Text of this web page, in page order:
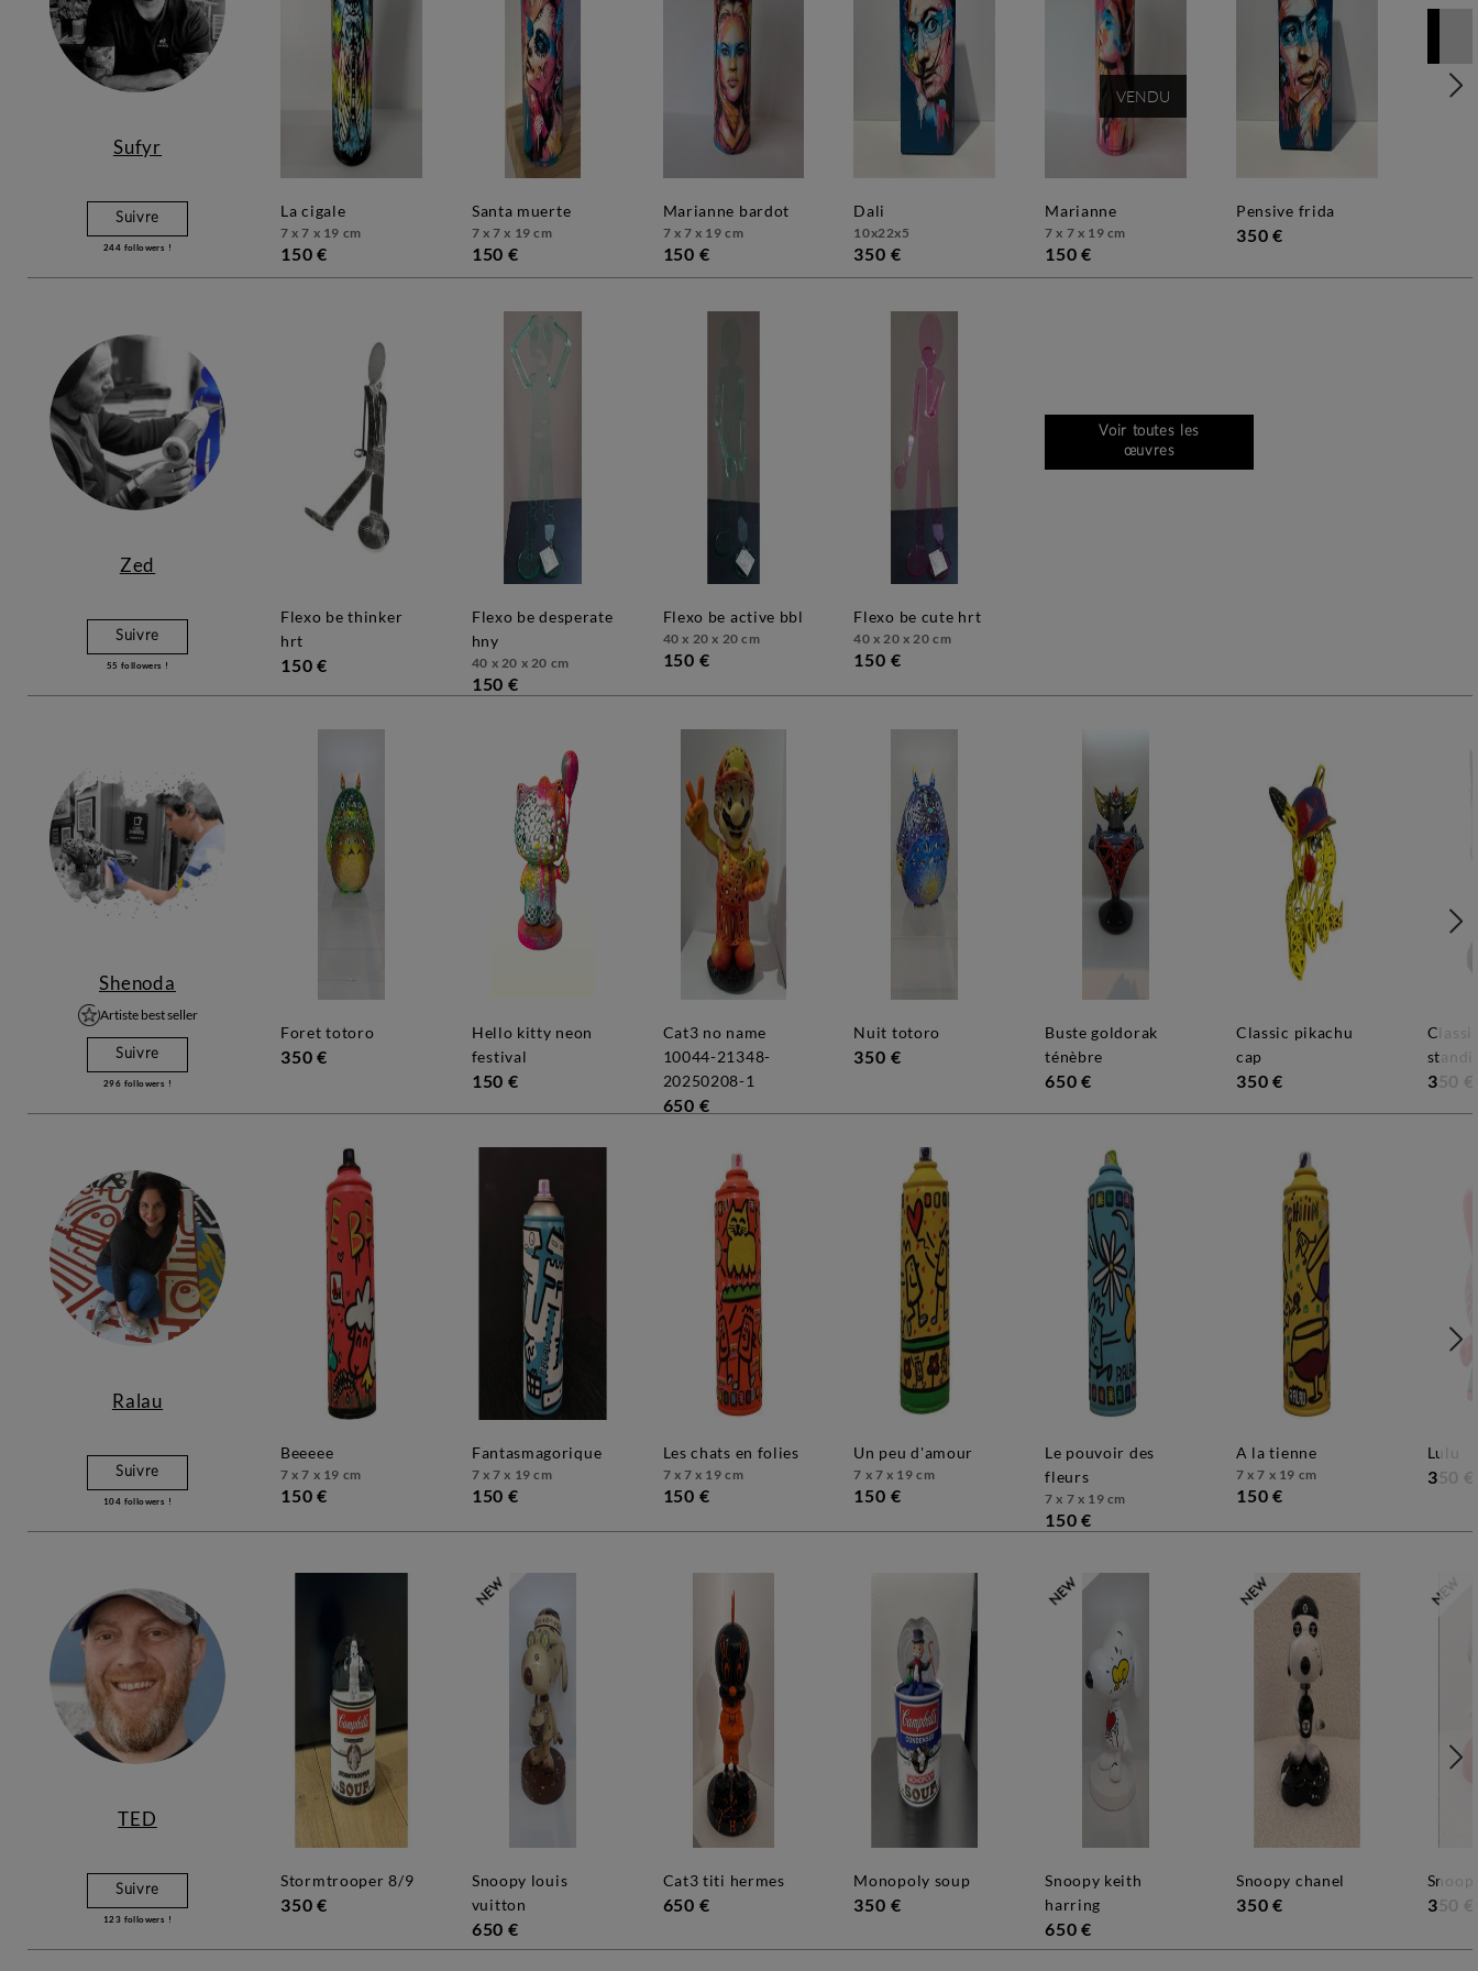
Sufyr
Suivre
244 followers !
la cigale
7 x 7 x 19 cm
150 €
santa muerte
7 x 7 x 19 cm
150 €
marianne bardot
7 x 7 x 19 cm
150 €
dali
10x22x5
350 €
VENDU
marianne
7 x 7 x 19 cm
150 €
pensive frida
350 €
Zed
Suivre
55 followers !
flexo be thinker
hrt
150 €
flexo be desperate
hny
40 x 20 x 20 cm
150 €
flexo be active bbl
40 x 20 x 20 cm
150 €
flexo be cute hrt
40 x 20 x 20 cm
150 €
Voir toutes les
œuvres
Shenoda
Artiste best seller
Suivre
296 followers !
foret totoro
350 €
hello kitty neon
festival
150 €
cat3 no name
10044-21348-
20250208-1
650 €
nuit totoro
350 €
buste goldorak
ténèbre
650 €
classic pikachu
cap
350 €
classic kid goku
350 €
Ralau
Suivre
104 followers !
beeeee
7 x 7 x 19 cm
150 €
fantasmagorique
7 x 7 x 19 cm
150 €
les chats en folies
7 x 7 x 19 cm
150 €
un peu d'amour
7 x 7 x 19 cm
150 €
le pouvoir des
fleurs
7 x 7 x 19 cm
150 €
a la tienne
7 x 7 x 19 cm
150 €
lulu
350 €
TED
Suivre
123 followers !
stormtrooper 8/9
350 €
snoopy louis
vuitton
650 €
cat3 titi hermes
650 €
monopoly soup
350 €
snoopy keith
harring
650 €
snoopy chanel
350 € 350 €